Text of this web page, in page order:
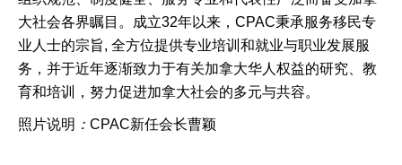
大社会各界瞩目。成立32年以来，CPAC秉承服务移民专
业人士的宗旨, 全方位提供专业培训和就业与职业发展服
务，并于近年逐渐致力于有关加拿大华人权益的研究、教
育和培训，努力促进加拿大社会的多元与共容。
照片说明 ： CPAC新任会长曹颖